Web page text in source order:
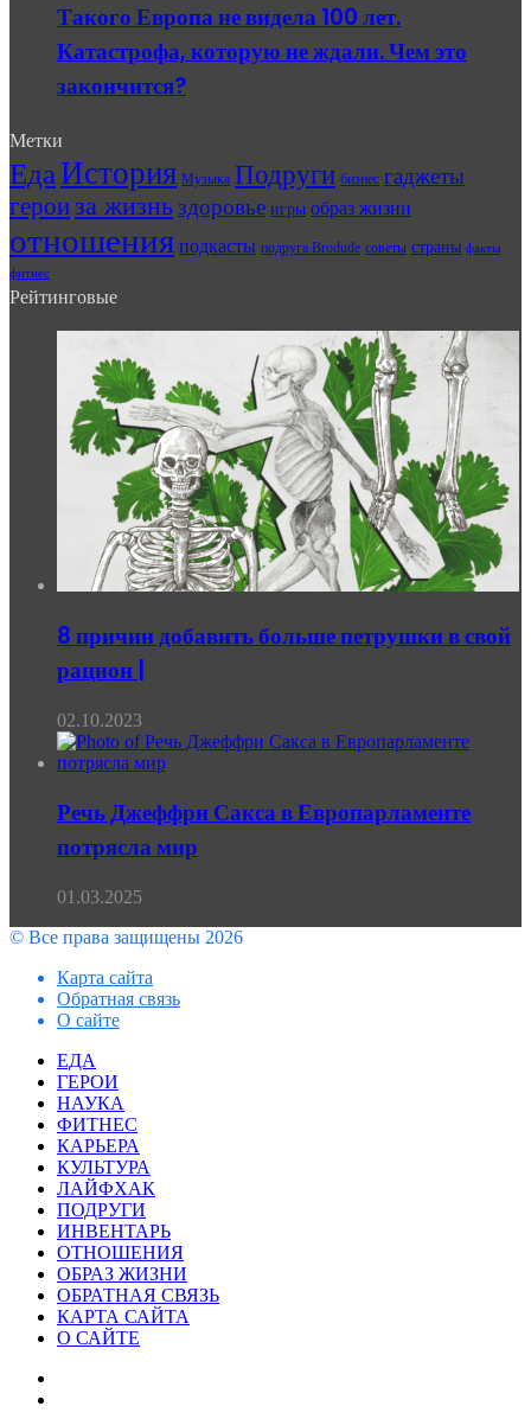
Такого Европа не видела 100 лет.
Катастрофа, которую не ждали. Чем это
закончится?
Метки
ЕдаИстория Музыка Подруги бизнес гаджеты
герои за жизнь здоровье игры образ жизни
отношения подкасты подруга Brodude советы страны факты
фитнес
Рейтинговые
8 причин добавить больше петрушки в свой
рацион |
02.10.2023
Речь Джеффри Сакса в Европарламенте
потрясла мир
01.03.2025
© Все права защищены 2026
Карта сайта
Обратная связь
О сайте
Facebook
Twitter
WhatsApp
Telegram
ЗакрытьЕДА
ГЕРОИ
НАУКА
ФИТНЕС
КАРЬЕРА
КУЛЬТУРА
ЛАЙФХАК
ПОДРУГИ
ИНВЕНТАРЬ
ОТНОШЕНИЯ
ОБРАЗ ЖИЗНИ
ОБРАТНАЯ СВЯЗЬ
КАРТА САЙТА
О САЙТЕ